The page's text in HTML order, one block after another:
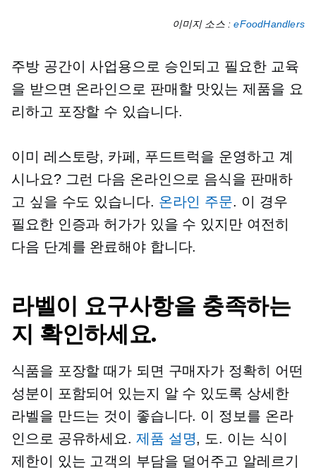
이미지 소스 :eFoodHandlers
주방 공간이 사업용으로 승인되고 필요한 교육
을 받으면 온라인으로 판매할 맛있는 제품을 요
리하고 포장할 수 있습니다.
이미 레스토랑, 카페, 푸드트럭을 운영하고 계
시나요? 그런 다음 온라인으로 음식을 판매하
고 싶을 수도 있습니다. 온라인 주문. 이 경우
필요한 인증과 허가가 있을 수 있지만 여전히
다음 단계를 완료해야 합니다.
라벨이 요구사항을 충족하는
지 확인하세요.
식품을 포장할 때가 되면 구매자가 정확히 어떤
성분이 포함되어 있는지 알 수 있도록 상세한
라벨을 만드는 것이 좋습니다. 이 정보를 온라
인으로 공유하세요. 제품 설명, 도. 이는 식이
제한이 있는 고객의 부담을 덜어주고 알레르기